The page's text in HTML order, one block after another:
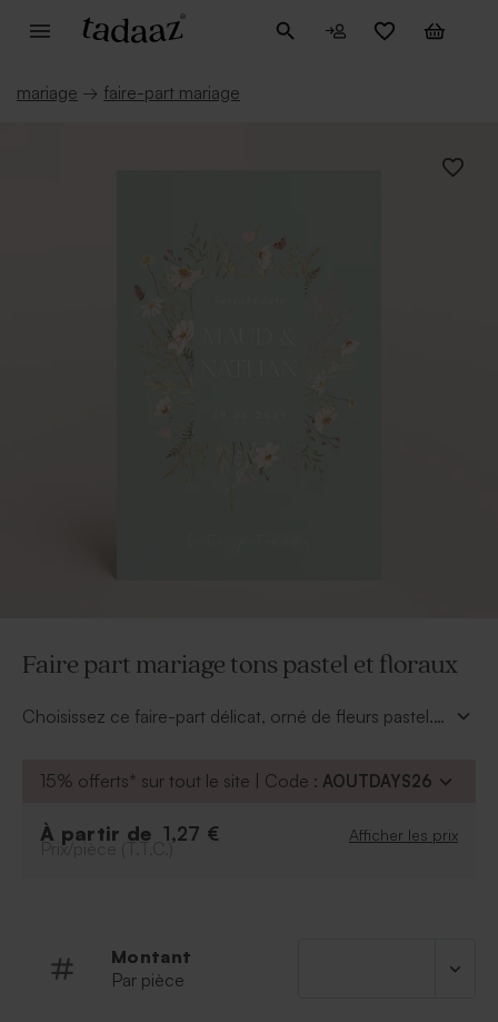
mariage → faire-part mariage
Faire part mariage tons pastel et floraux
Choisissez ce faire-part délicat, orné de fleurs pastel.
valeur les prénoms des mariés et la date du grand jour.
mémorable avec ce faire-part unique et intemporel.
15% offerts* sur tout le site | Code : AOUTDAYS26
À partir de 1,27 € Afficher les prix
Prix/pièce (T.T.C.)
Montant
Par pièce